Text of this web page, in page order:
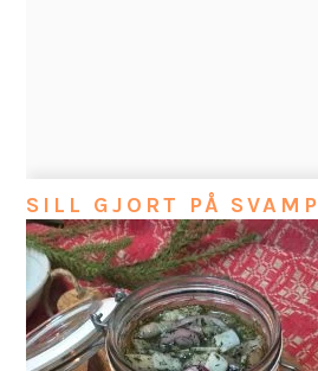
SILL GJORT PÅ SVAMP